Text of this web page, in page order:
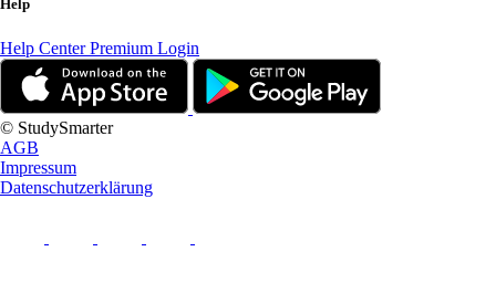
Help
Help CenterPremium Login
© StudySmarter
AGB
Impressum
Datenschutzerklärung